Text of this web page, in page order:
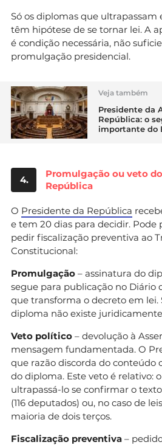
Só os diplomas que ultrapassam
têm hipótese de se tornar lei. A
é condição necessária, não
promulgação presidencial.
Veja também
Presidente da
República: o
importante do
4.
Promulgação ou veto
República
O Presidente da República
e tem 20 dias para decidir. Pode
pedir fiscalização preventiva ao
Constitucional:
Promulgação – assinatura do
segue para publicação no Diário
que transforma o decreto em lei.
diploma não existe
Veto político – devolução à
mensagem fundamentada. O
que razão discorda do conteúdo
do diploma. Este veto é relativo:
ultrapassá-lo se confirmar o
(116 deputados) ou, no caso de
maioria de dois terços.
Fiscalização preventiva –